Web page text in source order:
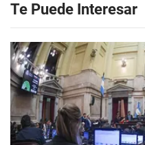
Te Puede Interesar